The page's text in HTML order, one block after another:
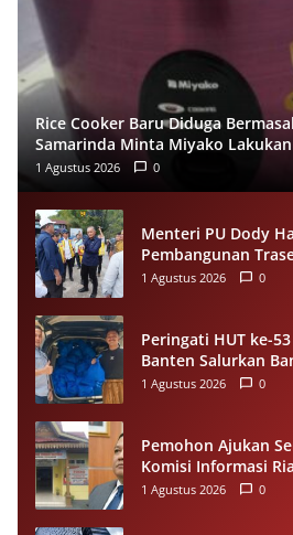
Rice Cooker Baru Diduga
Samarinda Minta Miyako Lakukan
1 Agustus 2026 0
Menteri PU Dody
Pembangunan
Usai Longsor,
1 Agustus 2026 0
Peringati HUT ke-53
Banten Salurkan
Melalui Pemuda
1 Agustus 2026 0
Pemohon Ajukan
Komisi Informasi
Tidak
1 Agustus 2026 0